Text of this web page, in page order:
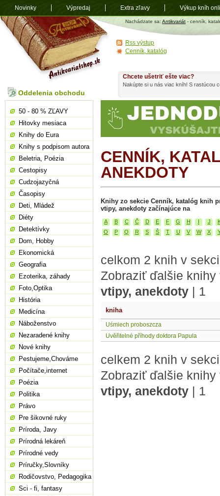
Antikvariát
shop.sk
Nachádzate sa: Antikvariát - cenník,
CENNÍK,
ANEKDOTY
Knihy zo sekcie Cenník, katalóg knih
vtipy, anekdoty začínajúce na
A B C Č D E F G H J
O
P Q R S Š T U V W X
celkom 2 knih v
Zobraziť ďalšie
vtipy, anekdoty | 1
kniha
Uśmiech proboszcza
Uvěřitelné příhody doktora Papula
celkem 2 knih v sekci
Zobraziť ďalšie
vtipy, anekdoty | 1
Chcete ušetriť ešte viac?
Nakúpte si u nás viac kníh! S rastúcou
Oddelenia obchodu
50 - 80 % ZĽAVY
Hitovky mesiaca
Knihy do Eura
Knihy s podpisom autora
Beletria, Poézia
Cestopisy
Cudzojazyčná
Časopisy
Deti, Mládež
Diéty
Detektívky
Dom, Hobby
Ekonomická
Geografia
Ezoterika, záhady
Foto,Optika
História
Medicína
Náboženstvo
Nezaradené knihy
Nové knihy
Pestujeme,Chováme
Počítače,internet
Poézia
Politika
Právo
Pre šikovné ruky
Príroda, Javy
Prírodná lekáreň
Prírodné vedy
Príručky,Slovníky
Rodičovstvo, Pedagogika
Sci - fi, fantasy
Rss výstup
Cenník, katalóg
Novinky Výpredaj Extra zľavy Výkup kníh